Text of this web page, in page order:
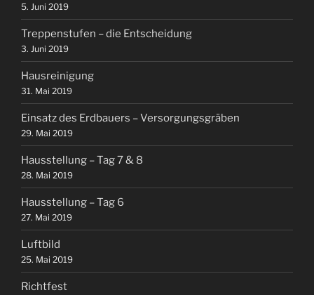
5. Juni 2019
Treppenstufen – die Entscheidung
3. Juni 2019
Hausreinigung
31. Mai 2019
Einsatz des Erdbauers – Versorgungsgräben
29. Mai 2019
Hausstellung – Tag 7 & 8
28. Mai 2019
Hausstellung – Tag 6
27. Mai 2019
Luftbild
25. Mai 2019
Richtfest